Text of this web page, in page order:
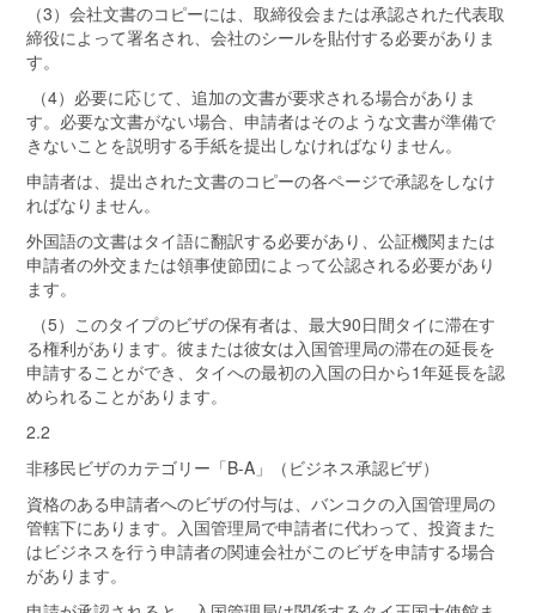
（3）会社文書のコピーには、取締役会または承認された代表取
締役によって署名され、会社のシールを貼付する必要がありま
す。
（4）必要に応じて、追加の文書が要求される場合がありま
す。必要な文書がない場合、申請者はそのような文書が準備で
きないことを説明する手紙を提出しなければなりません。
申請者は、提出された文書のコピーの各ページで承認をしなけ
ればなりません。
外国語の文書はタイ語に翻訳する必要があり、公証機関または
申請者の外交または領事使節団によって公認される必要があり
ます。
（5）このタイプのビザの保有者は、最大90日間タイに滞在す
る権利があります。彼または彼女は入国管理局の滞在の延長を
申請することができ、タイへの最初の入国の日から1年延長を認
められることがあります。
2.2
非移民ビザのカテゴリー「B-A」（ビジネス承認ビザ）
資格のある申請者へのビザの付与は、バンコクの入国管理局の
管轄下にあります。入国管理局で申請者に代わって、投資また
はビジネスを行う申請者の関連会社がこのビザを申請する場合
があります。